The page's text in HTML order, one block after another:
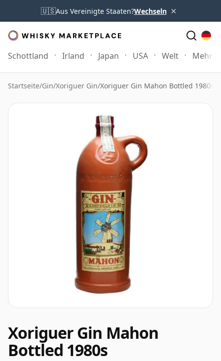
🇺🇸Aus Vereinigte Staaten?Wechseln ×
Schottland Irland Japan USA Welt Mehr
Startseite/Gin/Xoriguer Gin/Xoriguer Gin Mahon Bottled 1980s
Xoriguer Gin Mahon
Bottled 1980s